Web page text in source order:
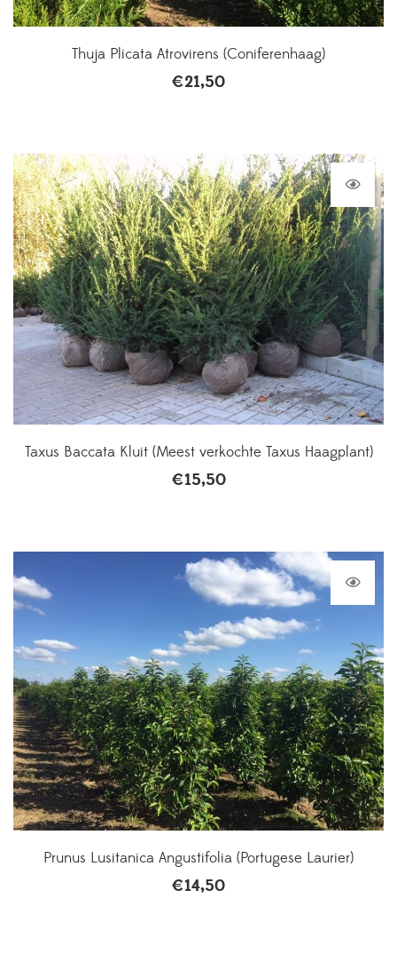
Thuja Plicata Atrovirens (Coniferenhaag)
€21,50
Taxus Baccata Kluit (Meest verkochte Taxus Haagplant)
€15,50
Prunus Lusitanica Angustifolia (Portugese Laurier)
€14,50